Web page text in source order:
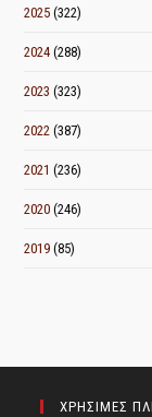
2025 (322)
2024 (288)
2023 (323)
2022 (387)
2021 (236)
2020 (246)
2019 (85)
ΧΡΗΣΙΜΕΣ